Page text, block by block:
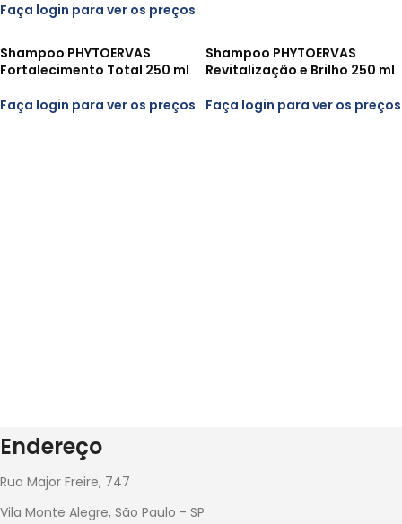
Faça login para ver os preços
Shampoo PHYTOERVAS
Fortalecimento Total 250 ml
Faça login para ver os preços
Shampoo PHYTOERVAS
Revitalização e Brilho 250 ml
Faça login para ver os preços
Endereço
Rua Major Freire, 747
Vila Monte Alegre, São Paulo - SP